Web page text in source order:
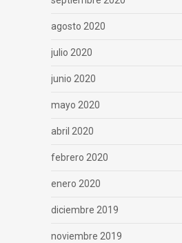
agosto 2020
julio 2020
junio 2020
mayo 2020
abril 2020
febrero 2020
enero 2020
diciembre 2019
noviembre 2019